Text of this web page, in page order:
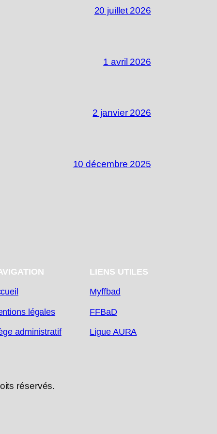
20 juillet 2026
1 avril 2026
2 janvier 2026
10 décembre 2025
légales
administratif
LIENS UTILES
Myffbad
FFBaD
Ligue AURA
réservés.